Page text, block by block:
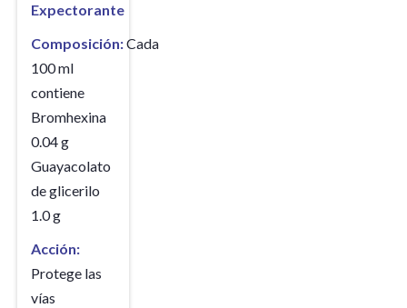
Expectorante
Composición:Cada
100 ml
contiene
Bromhexina
0.04 g
Guayacolato
de glicerilo
1.0 g
Acción:
Protege las
vías